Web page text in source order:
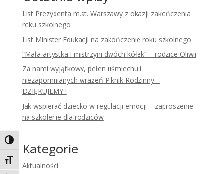
Toggle High Contrast
Toggle Font size
List Prezydenta m.st. Warszawy z okazji zakończenia
roku szkolnego
List Minister Edukacji na zakończenie roku szkolnego
“Mała artystka i mistrzyni dwóch kółek” – rodzice Oliwii
Za nami wyjątkowy, pełen uśmiechu i
niezapomnianych wrażeń Piknik Rodzinny –
DZIĘKUJEMY !
Jak wspierać dziecko w regulacji emocji – zaproszenie
na szkolenie dla rodziców
Kategorie
Aktualności